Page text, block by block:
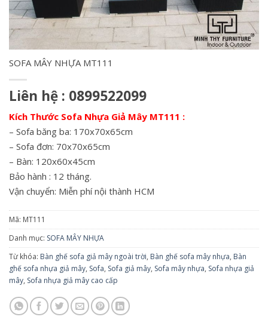
SOFA MÂY NHỰA MT111
Liên hệ : 0899522099
Kích Thước Sofa Nhựa Giả Mây MT111 :
– Sofa băng ba: 170x70x65cm
– Sofa đơn: 70x70x65cm
– Bàn: 120x60x45cm
Bảo hành : 12 tháng.
Vận chuyển: Miễn phí nội thành HCM
Mã: MT111
Danh mục: SOFA MÂY NHỰA
Từ khóa: Bàn ghế sofa giả mây ngoài trời, Bàn ghế sofa mây nhựa, Bàn
ghế sofa nhựa giả mây, Sofa, Sofa giả mây, Sofa mây nhựa, Sofa nhựa giả
mây, Sofa nhựa giả mây cao cấp